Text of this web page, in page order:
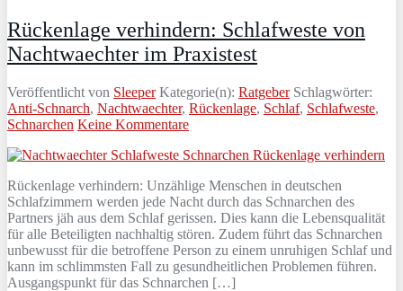
Rückenlage verhindern: Schlafweste von
Nachtwaechter im Praxistest
Veröffentlicht von Sleeper Kategorie(n): RatgeberSchlagwörter:
Anti-Schnarch, Nachtwaechter, Rückenlage, Schlaf, Schlafweste,
Schnarchen Keine Kommentare
Rückenlage verhindern: Unzählige Menschen in deutschen
Schlafzimmern werden jede Nacht durch das Schnarchen des
Partners jäh aus dem Schlaf gerissen. Dies kann die Lebensqualität
für alle Beteiligten nachhaltig stören. Zudem führt das Schnarchen
unbewusst für die betroffene Person zu einem unruhigen Schlaf und
kann im schlimmsten Fall zu gesundheitlichen Problemen führen.
Ausgangspunkt für das Schnarchen […]